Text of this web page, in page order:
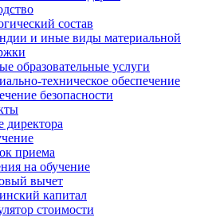
состав
и иные виды материальной
образовательные услуги
техническое обеспечение
безопасности
директора
приема
на обучение
вычет
капитал
стоимости